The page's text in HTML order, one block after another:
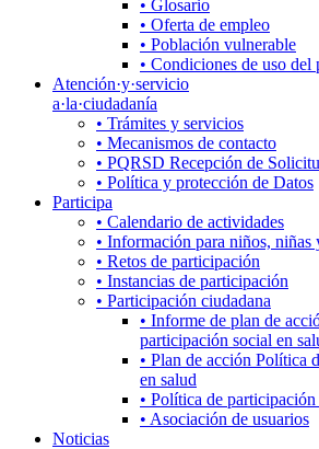
• Glosario
• Oferta de empleo
• Población vulnerable
• Condiciones de uso del
Atención·y·servicio
a·la·ciudadanía
• Trámites y servicios
• Mecanismos de contacto
• PQRSD Recepción de
• Política y protección de Datos
Participa
• Calendario de actividades
• Información para niños, niñas
• Retos de participación
• Instancias de participación
• Participación ciudadana
• Informe de plan de
participación social en
• Plan de acción Política
en salud
• Política de
• Asociación de usuarios
Noticias